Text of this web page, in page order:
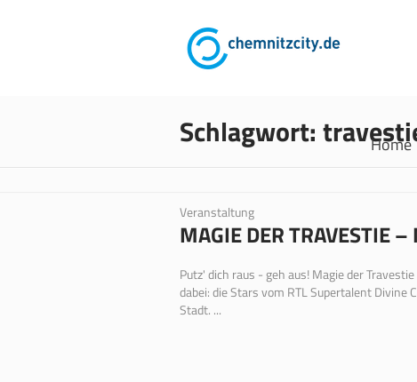
Home
Schlagwort:
Veranstaltung
MAGIE DER TRAVESTIE
Putz' dich raus - geh aus! Magie der
dabei: die Stars vom RTL Supertalent Divine
Stadt. ...